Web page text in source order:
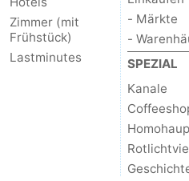
Zimmer (mit
Frühstück)
Lastminutes
- Märkte
-
SPEZIAL
Kanale